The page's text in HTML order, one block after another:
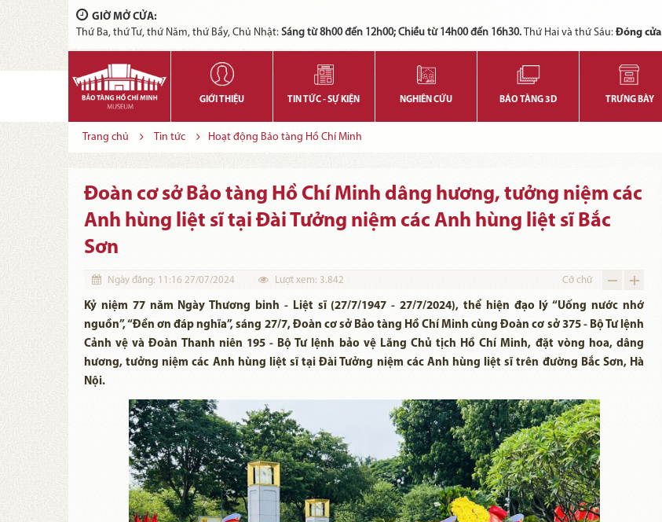
GIỜ MỞ CỬA:
Thứ Ba, thứ Tư, thứ Năm, thứ Bẩy, Chủ Nhật: Sáng từ 8h00 đến 12h00; Chiều từ 14h00 đến 16h30. Thứ Hai và thứ Sáu: Đóng cửa
GIỚI THIỆU TIN TỨC - SỰ KIỆN NGHIÊN CỨU BẢO TÀNG 3D TRƯNG BÀY
Trang chủ Tin tức Hoạt động Bảo tàng Hồ Chí Minh
Đoàn cơ sở Bảo tàng Hồ Chí Minh dâng hương, tưởng niệm các
Anh hùng liệt sĩ tại Đài Tưởng niệm các Anh hùng liệt sĩ Bắc
Sơn
Ngày đăng: 11:16 27/07/2024 Lượt xem: 3.842 Cỡ chữ
Kỷ niệm 77 năm Ngày Thương binh - Liệt sĩ (27/7/1947 - 27/7/2024), thể hiện đạo lý “Uống nước nhớ
nguồn”, “Đền ơn đáp nghĩa”, sáng 27/7, Đoàn cơ sở Bảo tàng Hồ Chí Minh cùng Đoàn cơ sở 375 - Bộ Tư lệnh
Cảnh vệ và Đoàn Thanh niên 195 - Bộ Tư lệnh bảo vệ Lăng Chủ tịch Hồ Chí Minh, đặt vòng hoa, dâng
hương, tưởng niệm các Anh hùng liệt sĩ tại Đài Tưởng niệm các Anh hùng liệt sĩ trên đường Bắc Sơn, Hà
Nội.